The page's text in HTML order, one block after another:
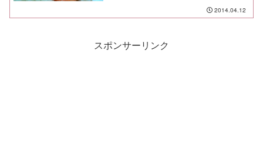
い。今までのサッカーは午前中だけだっ
たが、これからは午後も練習がある。平
2014.04.12
スポンサーリンク